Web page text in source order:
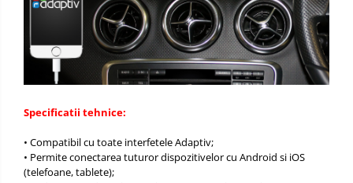
Specificatii tehnice:
• Compatibil cu toate interfetele Adaptiv;
• Permite conectarea tuturor dispozitivelor cu Android si iOS
(telefoane, tablete);